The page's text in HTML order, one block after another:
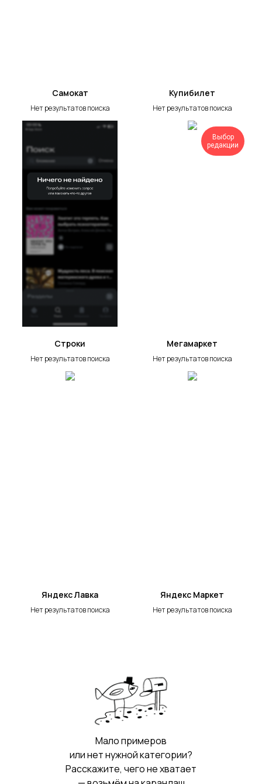
Самокат
Нет результатов поиска
Купибилет
Нет результатов поиска
Строки
Нет результатов поиска
Выбор
редакции
Мегамаркет
Нет результатов поиска
Яндекс Лавка
Нет результатов поиска
Яндекс Маркет
Нет результатов поиска
Мало примеров
или нет нужной категории?
Расскажите, чего не хватает